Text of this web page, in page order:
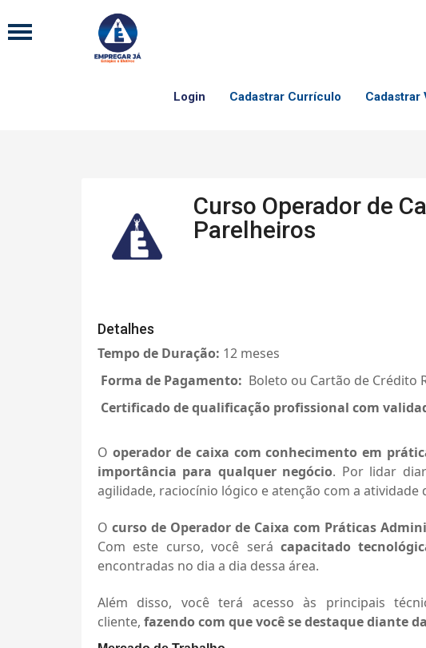
Login Cadastrar Currículo Cadastrar
Curso Operador de
Parelheiros
Detalhes
Tempo de Duração: 12 meses
Forma de Pagamento: Boleto ou Cartão de Crédito
Certificadode qualificação profissional com
O operador de caixa com conhecimento em
importância para qualquer negócio. Por lidar
agilidade, raciocínio lógico e atenção com a atividade
Ocurso de Operador de Caixa com Práticas
Com este curso, você será capacitado
encontradas no dia a dia dessa área.
Além disso, você terá acesso às principais
cliente, fazendo com que você se destaque diante